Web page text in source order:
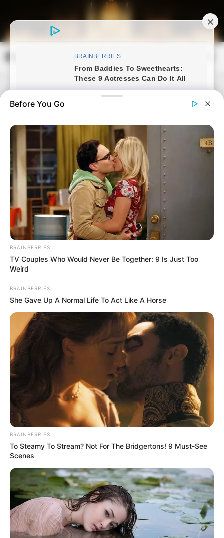
content
Magyarország Kincsei
Posted
in
Friss hírek
Most érkezett a hír! Jöhet a 14.
havi nyugdíj!
Before You Go
BRAINBERRIES
TV Couples Who Would Never Be Together: 9 Is Just Too
Weird
BRAINBERRIES
She Gave Up A Normal Life To Act Like A Horse
BRAINBERRIES
To Steamy To Stream? Not For The Bridgertons! 9 Must-See
Scenes